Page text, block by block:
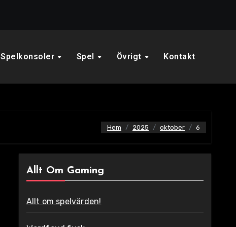
Spelkonsoler Spel Övrigt Kontakt
Hem 2025 oktober 6
Allt Om Gaming
Allt om spelvärden!